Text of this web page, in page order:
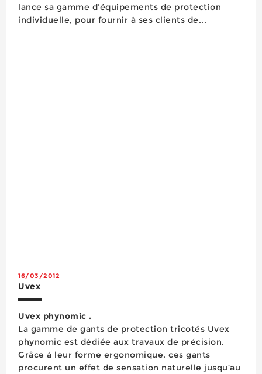
lance sa gamme d’équipements de protection
individuelle, pour fournir à ses clients de...
16/03/2012
Uvex
Uvex phynomic .
La gamme de gants de protection tricotés Uvex
phynomic est dédiée aux travaux de précision.
Grâce à leur forme ergonomique, ces gants
procurent un effet de sensation naturelle jusqu’au